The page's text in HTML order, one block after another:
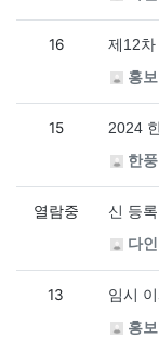
16
제12차
홍보
15
2024
한풍
열람중
신 등
다인
13
임시
홍보